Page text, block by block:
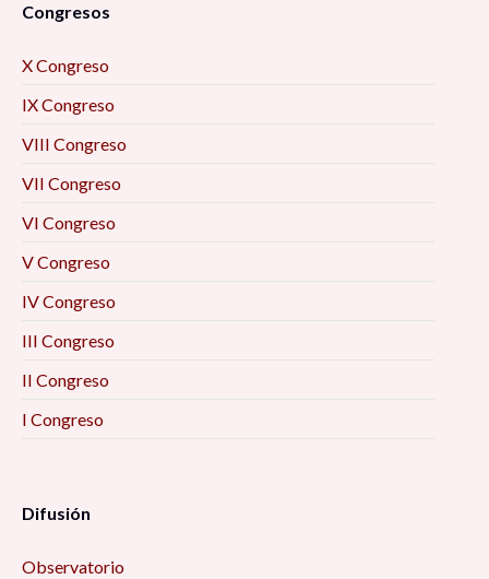
Congresos
X Congreso
IX Congreso
VIII Congreso
VII Congreso
VI Congreso
V Congreso
IV Congreso
III Congreso
II Congreso
I Congreso
Difusión
Observatorio